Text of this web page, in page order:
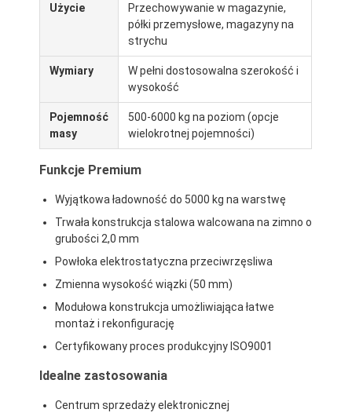
Do domu
Użycie
Przechowywanie w magazynie,
półki przemysłowe, magazyny na
strychu
Wymiary
W pełni dostosowalna szerokość i
wysokość
Pojemność
masy
500-6000 kg na poziom (opcje
wielokrotnej pojemności)
Funkcje Premium
Wyjątkowa ładowność do 5000 kg na warstwę
Trwała konstrukcja stalowa walcowana na zimno o
grubości 2,0 mm
Powłoka elektrostatyczna przeciwrzęsliwa
Zmienna wysokość wiązki (50 mm)
Modułowa konstrukcja umożliwiająca łatwe
montaż i rekonfigurację
Certyfikowany proces produkcyjny ISO9001
Idealne zastosowania
Centrum sprzedaży elektronicznej